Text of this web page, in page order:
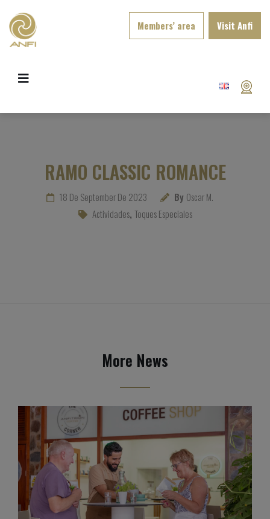
Members’ area Visit Anfi
RAMO CLASSIC ROMANCE
18 De September De 2023 By Oscar M.
Actividades, Toques Especiales
More News